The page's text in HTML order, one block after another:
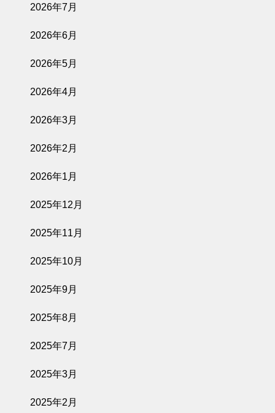
2026.07.07
ine Pairing Din
園からの招待
2026.07.07
専門店crea tab
ーブ夜会」
2026.06.23
始まる朝 -オ
と窯焼きピザづ
2026.06.15
定】オリーブ園
2026年7月
2026年6月
2026年5月
2026年4月
2026年3月
2026年2月
2026年1月
2025年12月
2025年11月
2025年10月
2025年9月
2025年8月
2025年7月
2025年3月
2025年2月